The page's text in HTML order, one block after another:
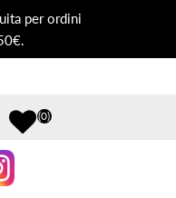
per ordini
(0)